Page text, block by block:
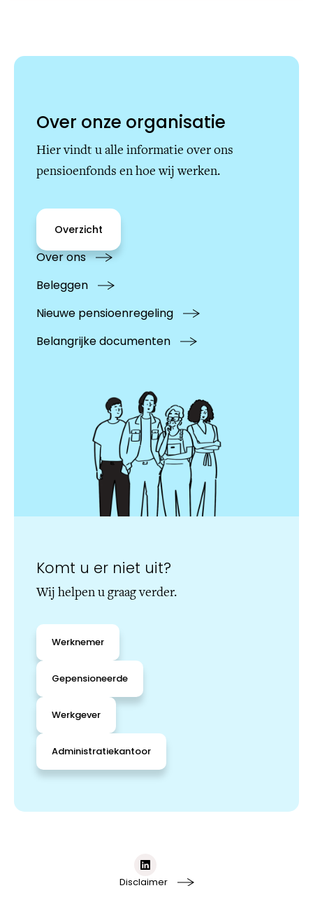
Over onze organisatie
Hier vindt u alle informatie over ons
pensioenfonds en hoe wij werken.
Overzicht
Over ons
Beleggen
Nieuwe pensioenregeling
Belangrijke documenten
Komt u er niet uit?
Wij helpen u graag verder.
Werknemer
Gepensioneerde
Werkgever
Administratiekantoor
Disclaimer